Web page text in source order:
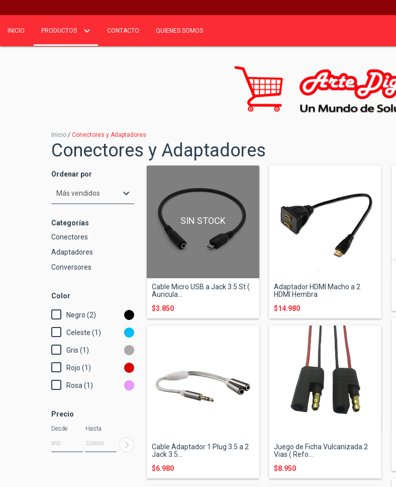
INICIO PRODUCTOS CONTACTO QUIENES SOMOS
Inicio / Conectores y Adaptadores
Conectores y Adaptadores
Ordenar por
Categorías
Conectores
Adaptadores
Conversores
Color
Negro (2)
Celeste (1)
Gris (1)
Rojo (1)
Rosa (1)
Precio
Desde Hasta
SIN STOCK
Cable Micro USB a Jack 3.5 St (
Auricula...
$3.850
Adaptador HDMI Macho a 2
HDMI Hembra
$14.980
Cable Adaptador 1 Plug 3.5 a 2
Jack 3.5...
$6.980
Juego de Ficha Vulcanizada 2
Vias ( Refo...
$8.950